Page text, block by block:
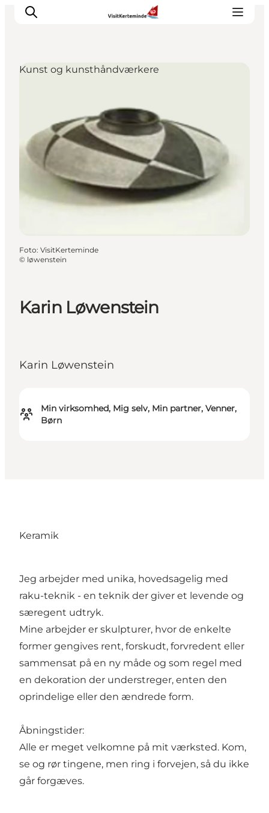
Aktiviteter
Spis godt
Sov godt
Planlæg din ferie
Det sker
Sommerbus
Karin Løwenstein
Karin Løwenstein
Min virksomhed, Mig selv, Min partner, Venner,
Børn
Kunst og kunsthåndværkere
Foto: VisitKerteminde
© løwenstein
Keramik
Jeg arbejder med unika, hovedsagelig med
raku-teknik - en teknik der giver et levende og
særegent udtryk.
Mine arbejder er skulpturer, hvor de enkelte
former gengives rent, forskudt, forvredent eller
sammensat på en ny måde og som regel med
en dekoration der understreger, enten den
oprindelige eller den ændrede form.
Åbningstider:
Alle er meget velkomne på mit værksted. Kom,
se og rør tingene, men ring i forvejen, så du ikke
går forgæves.